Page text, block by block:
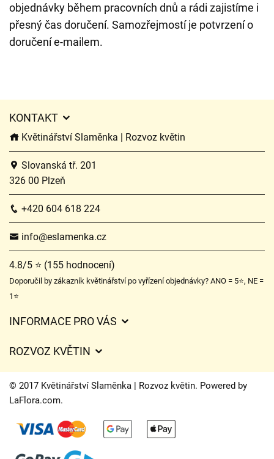
objednávky během pracovních dnů a rádi zajistíme i
přesný čas doručení. Samozřejmostí je potvrzení o
doručení e-mailem.
KONTAKT
Květinářství Slaměnka | Rozvoz květin
Slovanská tř. 201
326 00 Plzeň
+420 604 618 224
info@eslamenka.cz
4.8/5 ⭐ (155 hodnocení)
Doporučil by zákazník květinářství po vyřízení objednávky? ANO = 5⭐, NE =
1⭐
INFORMACE PRO VÁS
Ochrana osobních údajů
Často kladené dotazy
Časy doručení květin – přehled možností
Úpravy hrobů
ROZVOZ KVĚTIN
Ceny za doručení
Kam doručujeme květiny
Kontakt
© 2017 Květinářství Slaměnka | Rozvoz květin. Powered by
LaFlora.com.